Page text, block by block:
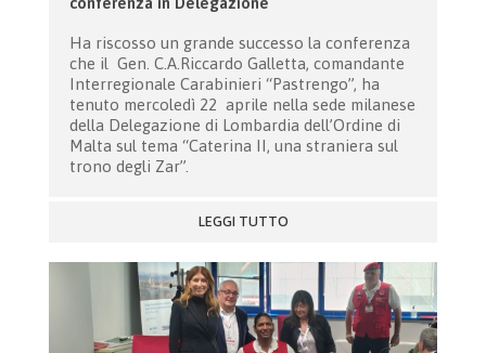
Ha riscosso un grande successo la conferenza
che il Gen. C.A.Riccardo Galletta, comandante
Interregionale Carabinieri “Pastrengo”, ha
tenuto mercoledì 22 aprile nella sede milanese
della Delegazione di Lombardia dell’Ordine di
Malta sul tema “Caterina II, una straniera sul
trono degli Zar”.
LEGGI TUTTO